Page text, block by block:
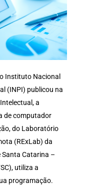
Instituto Nacional
(INPI) publicou na
a
de computador
do Laboratório
(RExLab) da
Santa Catarina –
utiliza a
programação.